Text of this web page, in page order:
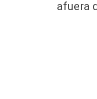
afuera